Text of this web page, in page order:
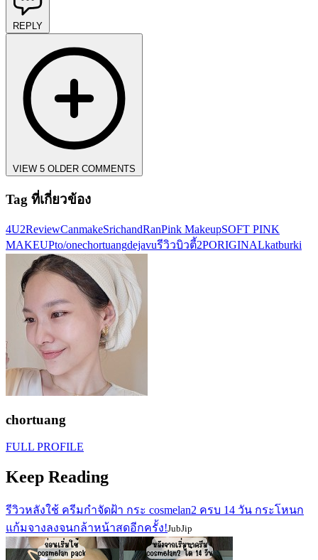
REPLY
VIEW 5 OLDER COMMENTS
Tag ที่เกี่ยวข้อง
4U2ReviewCanmakeSrichandRanPink MakeupSOFT PINK
MAKEUPto/onechortuangdejavuรีวิวบิวตี้2PORIGINALkatburki
chortuang
FULL PROFILE
Keep Reading
รีวิวหลังใช้ ครีมกำจัดฝ้า กระ cosmelan2 ครบ 14 วัน กระโหนก
แก้มจางลงจนกล้าหน้าสดอีกครั้ง!JubJip